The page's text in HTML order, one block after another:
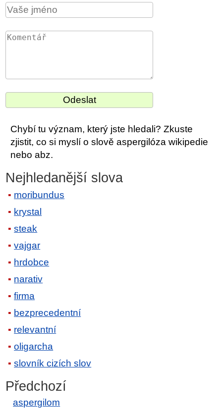
Chybí tu význam, který jste hledali? Zkuste
zjistit, co si myslí o slově aspergilóza wikipedie
nebo abz.
Nejhledanější slova
moribundus
krystal
steak
vajgar
hrdobce
narativ
firma
bezprecedentní
relevantní
oligarcha
slovník cizích slov
Předchozí
aspergilom